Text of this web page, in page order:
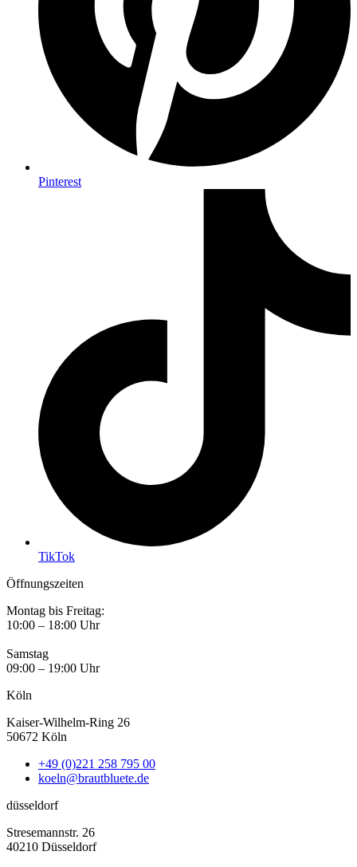
Pinterest
TikTok
Öffnungszeiten
Montag bis Freitag:
10:00 – 18:00 Uhr
Samstag
09:00 – 19:00 Uhr
Köln
Kaiser-Wilhelm-Ring 26
50672 Köln
+49 (0)221 258 795 00
koeln@brautbluete.de
düsseldorf
Stresemannstr. 26
40210 Düsseldorf